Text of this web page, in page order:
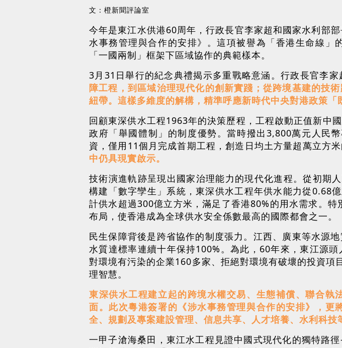
文：橙新聞評論室
今年是東江水供港60周年，行政長官李家超和國家水利部
水事務管理與合作的安排》。這項被譽為「香港生命線
「一國兩制」框架下區域協作的典範樣本。
3月31日舉行的紀念典禮揭示多重戰略意涵。行政長官李
障工程，到區域治理現代化的創新實踐；從跨境基建的技
紐帶。這樣多維度的解構，精準呼應新時代中央對港政策「
回顧東深供水工程1963年的決策歷程，工程啟動正值新中
政府「舉國體制」的制度優勢。當時撥出3,800萬元人民
資，僅用11個月完成首期工程，創造日均土方量超萬立方
中仍具現實啟示。
技術演進軌跡呈現出國家治理能力的現代化進程。從初期
構建「數字孿生」系統，東深供水工程年供水能力從0.68
計供水超過300億立方米，滿足了香港80%的用水需求。
布局，使香港成為全球供水安全係數最高的國際都會之一。
民生保障背後是跨省協作的制度張力。江西、廣東等水源
水質達標率連續十年保持100%。為此，60年來，東江源
對環境有污染的企業160多家、拒絕對環境有破壞的投資
理智慧。
東深供水工程建立起的跨境水權交易、生態補償、聯合
面。此次粵港簽署的《涉水事務管理與合作的安排》，
全、規劃及專案建設管理、信息共享、人才培養、水利科技
一甲子滄海桑田，東江水工程見證中國式現代化的獨特路